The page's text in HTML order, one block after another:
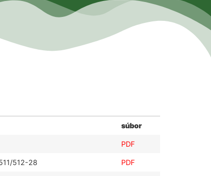
súbor
PDF
512-28 PDF